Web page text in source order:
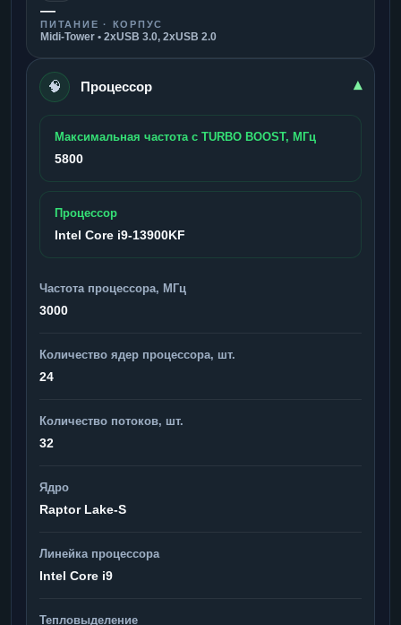
—
ПИТАНИЕ · КОРПУС
Midi-Tower • 2xUSB 3.0, 2xUSB 2.0
🧠 Процессор ▾
Максимальная частота с TURBO BOOST, МГц
5800
Процессор
Intel Core i9-13900KF
Частота процессора, МГц
3000
Количество ядер процессора, шт.
24
Количество потоков, шт.
32
Ядро
Raptor Lake-S
Линейка процессора
Intel Core i9
Тепловыделение